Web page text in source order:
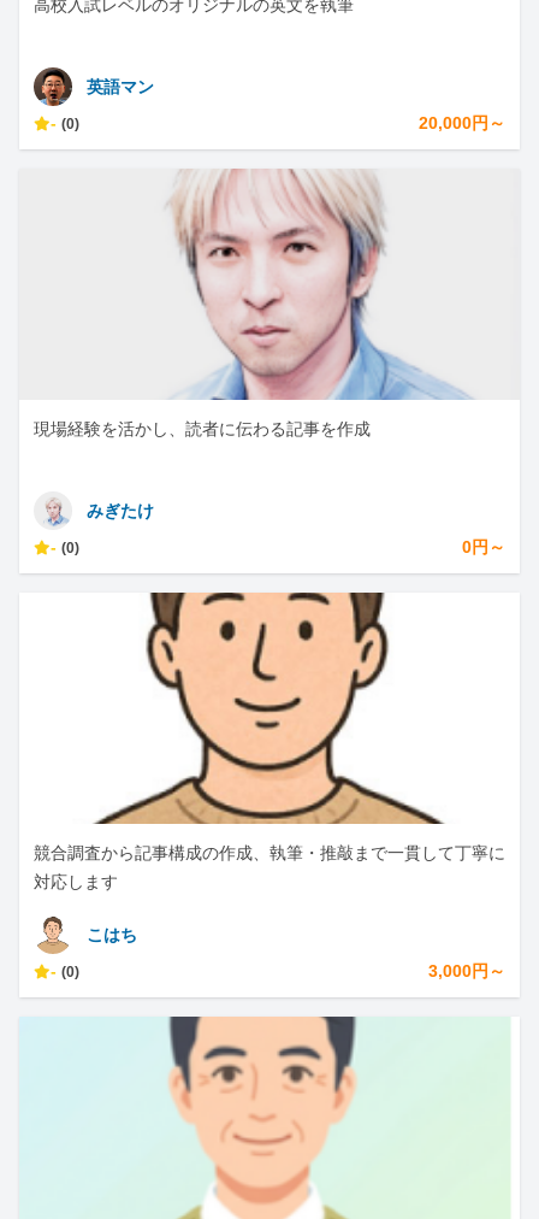
高校入試レベルのオリジナルの英文を執筆
英語マン
- (0) 20,000円～
現場経験を活かし、読者に伝わる記事を作成
みぎたけ
- (0) 0円～
競合調査から記事構成の作成、執筆・推敲まで一貫して丁寧に
対応します
こはち
- (0) 3,000円～